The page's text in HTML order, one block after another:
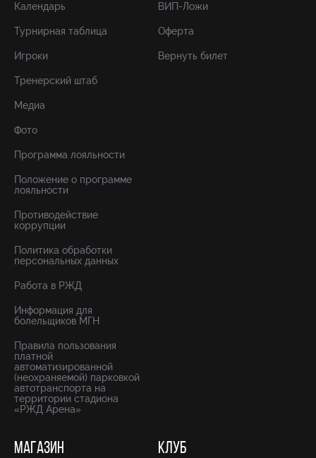
Календарь
Турнирная таблица
Игроки
Тренерский штаб
Медиа
Фото
Программа лояльности
Положение о программе
лояльности
Противодействие
коррупции
Политика обработки
персональных данных
Работа в РЖД
Информация для
болельщиков МГН
Правила пользования
платной
автоматизированной
(неохраняемой) парковкой
автотранспорта на
территории стадиона
«РЖД Арена»
ВИП-Ложи
Оферта
Вернуть билет
МАГАЗИН КЛУБ